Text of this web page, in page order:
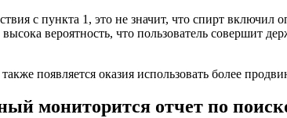
с пункта 1, это не значит, что спирт включил
вероятность, что пользователь совершит
появляется оказия использовать более
мониторится отчет по